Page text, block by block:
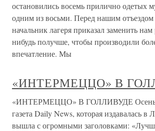
остановились восемь прилично одетых
одним из восьми. Перед нашим отъездом
начальник лагеря приказал заменить
нибудь получше, чтобы производили
впечатление. Мы
«ИНТЕРМЕЦЦО» В
«ИНТЕРМЕЦЦО» В ГОЛЛИВУДЕ
газета Daily News, которая издавалась в
вышла с огромными заголовками: